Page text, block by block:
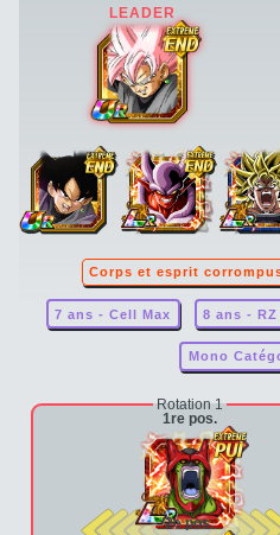
Corps et esprit
7 ans - Cell Max 8 ans -
Mono
Rotation 1
1re pos.
2e pos.